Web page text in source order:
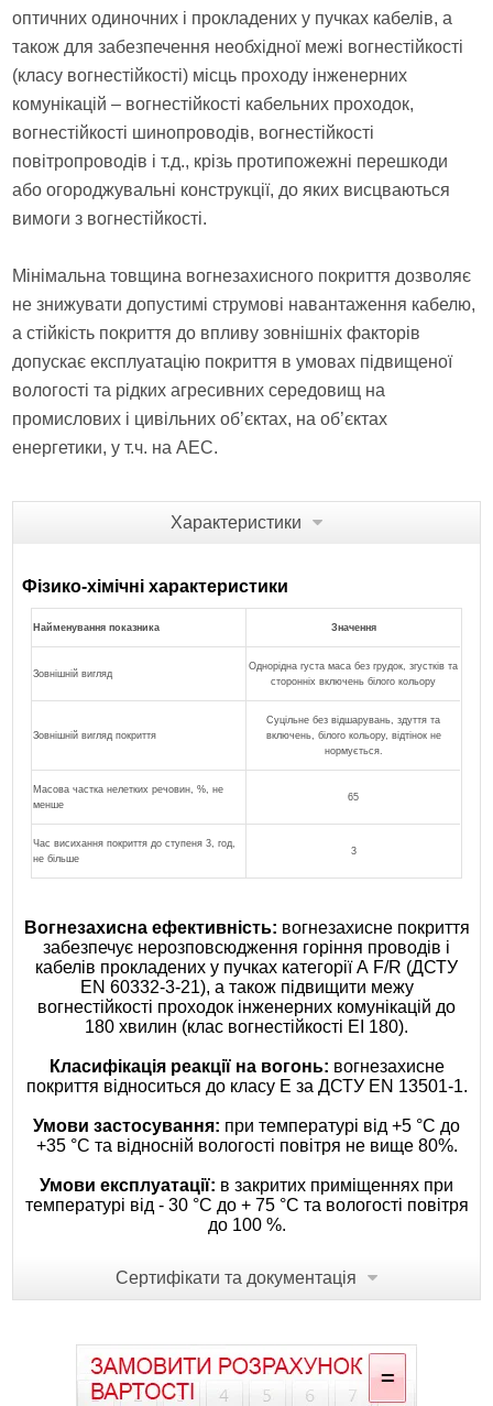
оптичних одиночних і прокладених у пучках кабелів, а
також для забезпечення необхідної межі вогнестійкості
(класу вогнестійкості) місць проходу інженерних
комунікацій – вогнестійкості кабельних проходок,
вогнестійкості шинопроводів, вогнестійкості
повітропроводів і т.д., крізь протипожежні перешкоди
або огороджувальні конструкції, до яких висцваються
вимоги з вогнестійкості.
Мінімальна товщина вогнезахисного покриття дозволяє
не знижувати допустимі струмові навантаження кабелю,
а стійкість покриття до впливу зовнішніх факторів
допускає експлуатацію покриття в умовах підвищеної
вологості та рідких агресивних середовищ на
промислових і цивільних об’єктах, на об’єктах
енергетики, у т.ч. на АЕС.
Характеристики
Фізико-хімічні характеристики
Найменування показника Значення
Зовнішній вигляд
Однорідна густа маса без грудок, згустків та
сторонніх включень білого кольору
Зовнішній вигляд покриття
Суцільне без відшарувань, здуття та
включень, білого кольору, відтінок не
нормується.
Масова частка нелетких речовин, %, не
менше
65
Час висихання покриття до ступеня 3, год,
не більше
3
Вогнезахисна ефективність: вогнезахисне покриття
забезпечує нерозповсюдження горіння проводів і
кабелів прокладених у пучках категорії А F/R (ДСТУ
ЕN 60332-3-21), а також підвищити межу
вогнестійкості проходок інженерних комунікацій до
180 хвилин (клас вогнестійкості EI 180).
Класифікація реакції на вогонь: вогнезахисне
покриття відноситься до класу Е за ДСТУ ЕN 13501-1.
Умови застосування: при температурі від +5 °С до
+35 °С та відносній вологості повітря не вище 80%.
Умови експлуатації: в закритих приміщеннях при
температурі від - 30 °С до + 75 °С та вологості повітря
до 100 %.
Сертифікати та документація